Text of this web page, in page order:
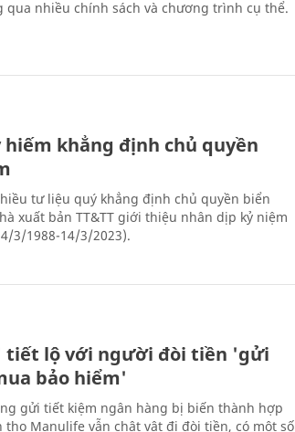
qua nhiều chính sách và chương trình cụ thể.
khẳng định chủ quyền
tư liệu quý khẳng định chủ quyền biển
xuất bản TT&TT giới thiệu nhân dịp kỷ niệm
3/1988-14/3/2023).
tiết lộ với người đòi tiền 'gửi
bảo hiểm'
gửi tiết kiệm ngân hàng bị biến thành hợp
Manulife vẫn chật vật đi đòi tiền, có một số